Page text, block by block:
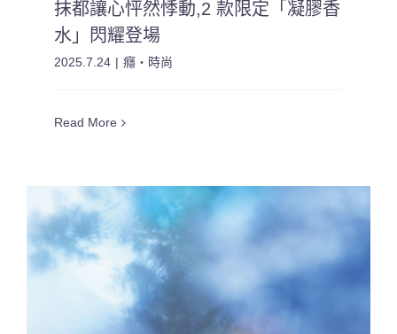
抹都讓心怦然悸動,2 款限定「凝膠香
水」閃耀登場
2025.7.24 | 癮・時尚
Read More